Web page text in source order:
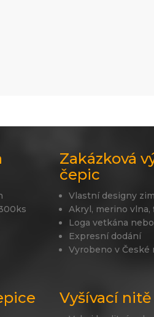
Zakázková
čepic
Vlastní designy
Akryl, merino vlna,
Loga vetkána
Expresní dodání
Vyrobeno v České
Vyšívací nitě